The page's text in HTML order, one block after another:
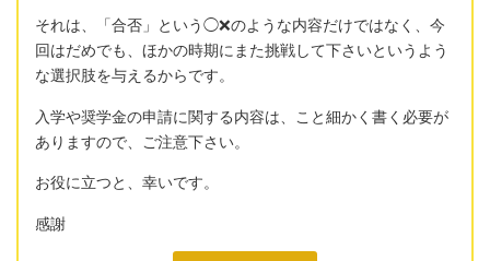
それは、「合否」という◯❌のような内容だけではなく、今
回はだめでも、ほかの時期にまた挑戦して下さいというよう
な選択肢を与えるからです。
入学や奨学金の申請に関する内容は、こと細かく書く必要が
ありますので、ご注意下さい。
お役に立つと、幸いです。
感謝